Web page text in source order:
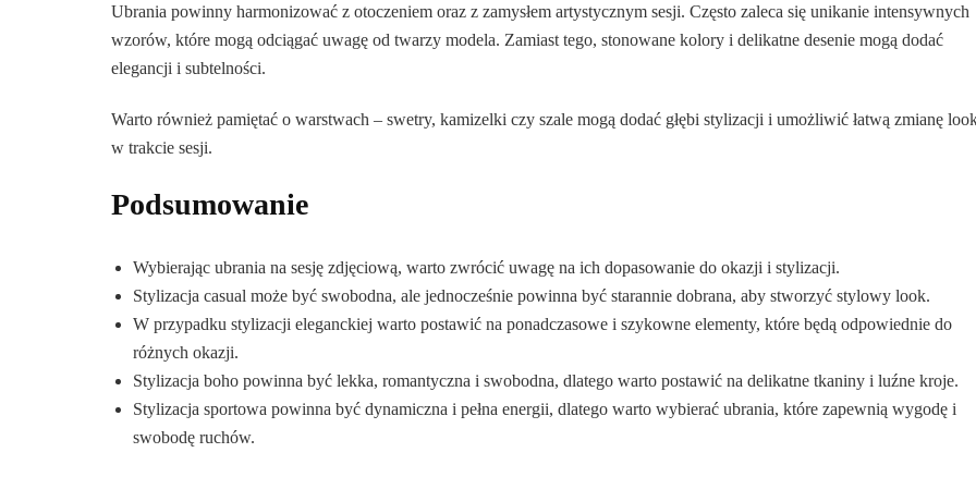
Ubrania powinny harmonizować z otoczeniem oraz z zamysłem artystycznym sesji. Często zaleca się unikanie intensywnych
wzorów, które mogą odciągać uwagę od twarzy modela. Zamiast tego, stonowane kolory i delikatne desenie mogą dodać
elegancji i subtelności.
Warto również pamiętać o warstwach – swetry, kamizelki czy szale mogą dodać głębi stylizacji i umożliwić łatwą zmianę
w trakcie sesji.
Podsumowanie
Wybierając ubrania na sesję zdjęciową, warto zwrócić uwagę na ich dopasowanie do okazji i stylizacji.
Stylizacja casual może być swobodna, ale jednocześnie powinna być starannie dobrana, aby stworzyć stylowy look.
W przypadku stylizacji eleganckiej warto postawić na ponadczasowe i szykowne elementy, które będą odpowiednie do
różnych okazji.
Stylizacja boho powinna być lekka, romantyczna i swobodna, dlatego warto postawić na delikatne tkaniny i luźne kroje.
Stylizacja sportowa powinna być dynamiczna i pełna energii, dlatego warto wybierać ubrania, które zapewnią wygodę i
swobodę ruchów.